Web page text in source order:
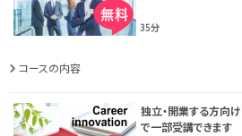
35分
コースの内容
独立・開業する方向
で一部受講できます